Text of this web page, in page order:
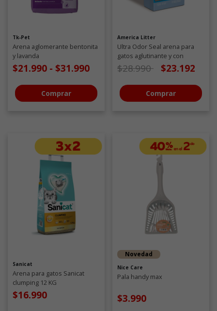
Tk-Pet
Arena aglomerante bentonita
y lavanda
$21.990 - $31.990
Comprar
America Litter
Ultra Odor Seal arena para
gatos aglutinante y con
carbón activado 15 KG
Precio de oferta desde
$28.990a $23.192
Comprar
Sanicat
Arena para gatos Sanicat
clumping 12 KG
$16.990
Novedad
Nice Care
Pala handy max
$3.990